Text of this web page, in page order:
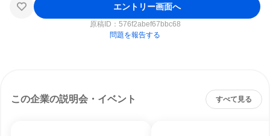
エントリー画面へ
原稿ID： 576f2abef67bbc68
問題を報告する
この企業の説明会・イベント すべて見る